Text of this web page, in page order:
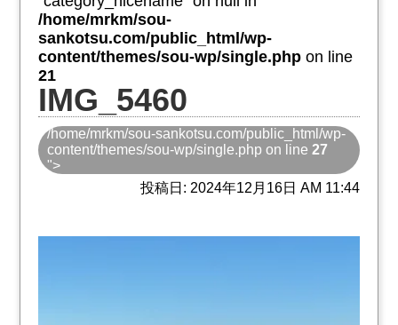
/home/mrkm/sou-
sankotsu.com/public_html/wp-
content/themes/sou-wp/single.php on line
21
IMG_5460
/home/mrkm/sou-sankotsu.com/public_html/wp-
content/themes/sou-wp/single.php on line27
">
投稿日: 2024年12月16日 AM 11:44